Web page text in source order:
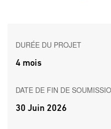
DURÉE DU PROJET
4 mois
DATE DE FIN DE
30 Juin 2026